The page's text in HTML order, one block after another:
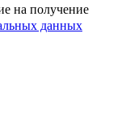
на получение
данных